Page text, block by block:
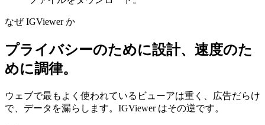
なぜ IGViewer か
プライバシーのために設計、速度のた
めに調律。
ウェブで最もよく使われているビューアは重く、広告だらけ
で、データを漏らします。IGViewer はその逆です。